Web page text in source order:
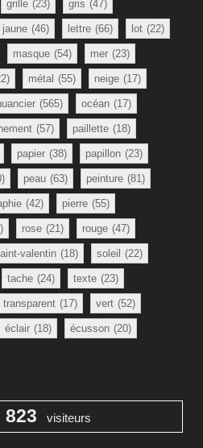
grille (23) gris (47)
jaune (46) lettre (66) lot (22)
masque (54) mer (23)
métal (55) neige (17)
(565) océan (17)
(57) paillette (18)
papier (38) papillon (23)
peau (63) peinture (81)
(42) pierre (55)
rose (21) rouge (47)
valentin (18) soleil (22)
tache (24) texte (23)
transparent (17) vert (52)
éclair (18) écusson (20)
823 visiteurs